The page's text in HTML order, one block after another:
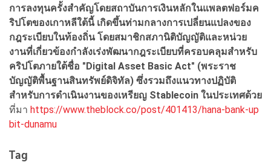
การลงทุนครั้งสำคัญโดยสถาบันการเงินหลักในแพลตฟอร์มค
ริปโตของเกาหลีใต้นี้ เกิดขึ้นท่ามกลางการเปลี่ยนแปลงของ
กฎระเบียบในท้องถิ่น โดยสมาชิกสภานิติบัญญัติและหน่วย
งานที่เกี่ยวข้องกำลังเร่งพัฒนากฎระเบียบที่ครอบคลุมสำหรับ
คริปโตภายใต้ชื่อ "Digital Asset Basic Act" (พระราช
บัญญัติพื้นฐานสินทรัพย์ดิจิทัล) ซึ่งรวมถึงแนวทางปฏิบัติ
สำหรับการดำเนินงานของเหรียญ Stablecoin ในประเทศด้วย
ที่มา https://www.theblock.co/post/401413/hana-bank-up
bit-dunamu
Tag